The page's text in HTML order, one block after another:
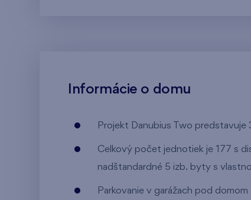
Informácie o domu
Projekt Danubius Two predstavuje
Celkový počet jednotiek je 177 s
nadštandardné 5 izb. byty s
Parkovanie v garážach pod domom